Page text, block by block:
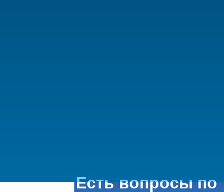
Есть вопросы по